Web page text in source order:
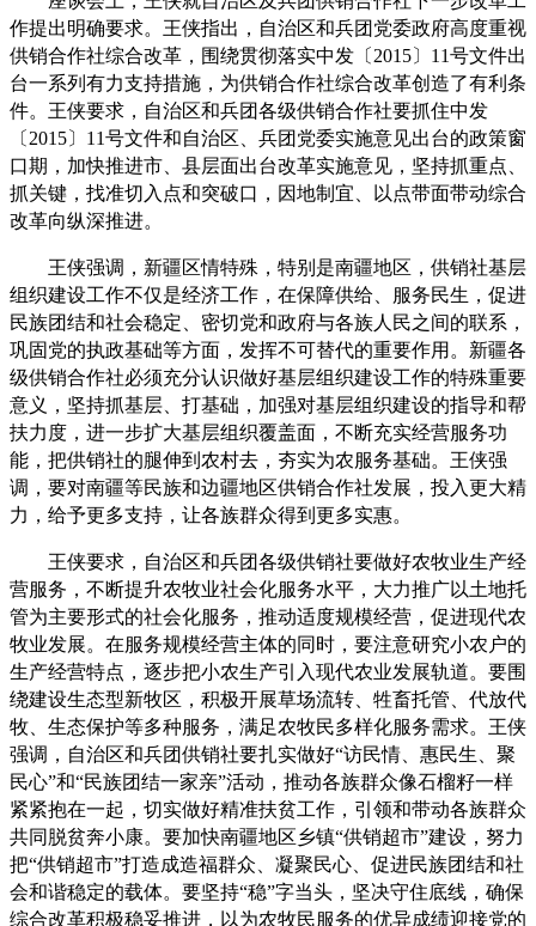
作提出明确要求。王侠指出，自治区和兵团党委政府高度重视
供销合作社综合改革，围绕贯彻落实中发〔2015〕11号文件出
台一系列有力支持措施，为供销合作社综合改革创造了有利条
件。王侠要求，自治区和兵团各级供销合作社要抓住中发
〔2015〕11号文件和自治区、兵团党委实施意见出台的政策窗
口期，加快推进市、县层面出台改革实施意见，坚持抓重点、
抓关键，找准切入点和突破口，因地制宜、以点带面带动综合
改革向纵深推进。
王侠强调，新疆区情特殊，特别是南疆地区，供销社基层
组织建设工作不仅是经济工作，在保障供给、服务民生，促进
民族团结和社会稳定、密切党和政府与各族人民之间的联系，
巩固党的执政基础等方面，发挥不可替代的重要作用。新疆各
级供销合作社必须充分认识做好基层组织建设工作的特殊重要
意义，坚持抓基层、打基础，加强对基层组织建设的指导和帮
扶力度，进一步扩大基层组织覆盖面，不断充实经营服务功
能，把供销社的腿伸到农村去，夯实为农服务基础。王侠强
调，要对南疆等民族和边疆地区供销合作社发展，投入更大精
力，给予更多支持，让各族群众得到更多实惠。
王侠要求，自治区和兵团各级供销社要做好农牧业生产经
营服务，不断提升农牧业社会化服务水平，大力推广以土地托
管为主要形式的社会化服务，推动适度规模经营，促进现代农
牧业发展。在服务规模经营主体的同时，要注意研究小农户的
生产经营特点，逐步把小农生产引入现代农业发展轨道。要围
绕建设生态型新牧区，积极开展草场流转、牲畜托管、代放代
牧、生态保护等多种服务，满足农牧民多样化服务需求。王侠
强调，自治区和兵团供销社要扎实做好“访民情、惠民生、聚
民心”和“民族团结一家亲”活动，推动各族群众像石榴籽一样
紧紧抱在一起，切实做好精准扶贫工作，引领和带动各族群众
共同脱贫奔小康。要加快南疆地区乡镇“供销超市”建设，努力
把“供销超市”打造成造福群众、凝聚民心、促进民族团结和社
会和谐稳定的载体。要坚持“稳”字当头，坚决守住底线，确保
综合改革积极稳妥推进，以为农牧民服务的优异成绩迎接党的